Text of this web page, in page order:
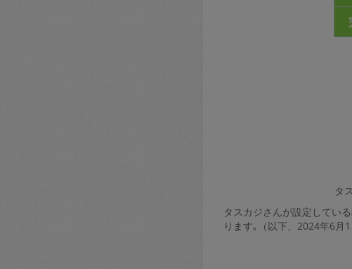
タ
タスカジさんが設定してい
ります｡（以下、2024年6月1